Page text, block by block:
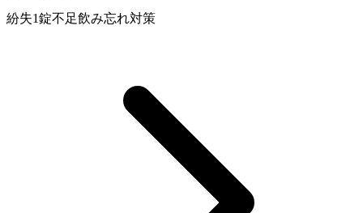
紛失1錠不足飲み忘れ対策